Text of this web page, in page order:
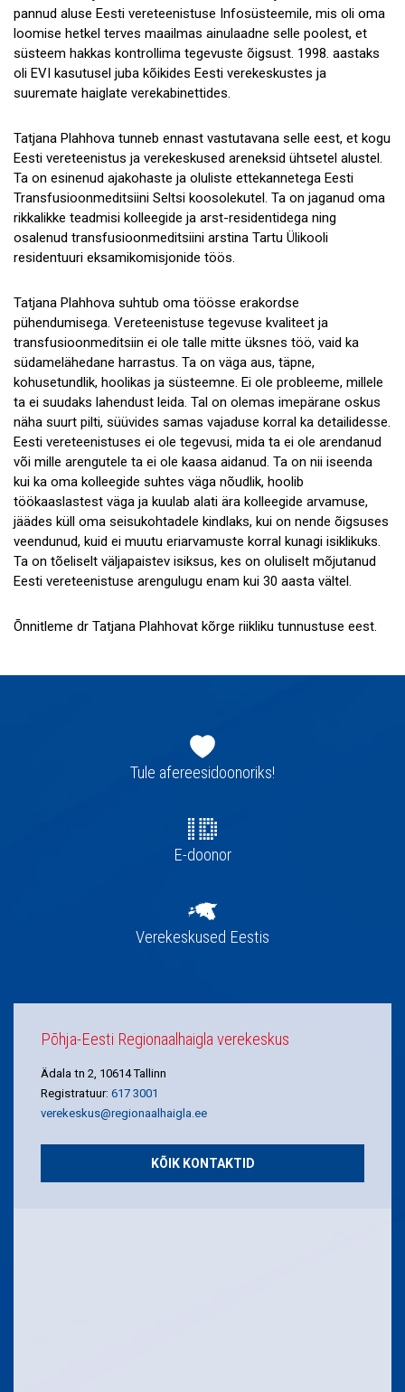
pannud aluse Eesti vereteenistuse Infosüsteemile, mis oli oma
loomise hetkel terves maailmas ainulaadne selle poolest, et
süsteem hakkas kontrollima tegevuste õigsust. 1998. aastaks
oli EVI kasutusel juba kõikides Eesti verekeskustes ja
suuremate haiglate verekabinettides.
Tatjana Plahhova tunneb ennast vastutavana selle eest, et kogu
Eesti vereteenistus ja verekeskused areneksid ühtsetel alustel.
Ta on esinenud ajakohaste ja oluliste ettekannetega Eesti
Transfusioonmeditsiini Seltsi koosolekutel. Ta on jaganud oma
rikkalikke teadmisi kolleegide ja arst-residentidega ning
osalenud transfusioonmeditsiini arstina Tartu Ülikooli
residentuuri eksamikomisjonide töös.
Tatjana Plahhova suhtub oma töösse erakordse
pühendumisega. Vereteenistuse tegevuse kvaliteet ja
transfusioonmeditsiin ei ole talle mitte üksnes töö, vaid ka
südamelähedane harrastus. Ta on väga aus, täpne,
kohusetundlik, hoolikas ja süsteemne. Ei ole probleeme, millele
ta ei suudaks lahendust leida. Tal on olemas imepärane oskus
näha suurt pilti, süüvides samas vajaduse korral ka detailidesse.
Eesti vereteenistuses ei ole tegevusi, mida ta ei ole arendanud
või mille arengutele ta ei ole kaasa aidanud. Ta on nii iseenda
kui ka oma kolleegide suhtes väga nõudlik, hoolib
töökaaslastest väga ja kuulab alati ära kolleegide arvamuse,
jäädes küll oma seisukohtadele kindlaks, kui on nende õigsuses
veendunud, kuid ei muutu eriarvamuste korral kunagi isiklikuks.
Ta on tõeliselt väljapaistev isiksus, kes on oluliselt mõjutanud
Eesti vereteenistuse arengulugu enam kui 30 aasta vältel.
Õnnitleme dr Tatjana Plahhovat kõrge riikliku tunnustuse eest.
navigatsioonTule afereesidoonoriks!
E-doonor
Verekeskused Eestis
Põhja-Eesti Regionaalhaigla verekeskus
Ädala tn 2, 10614 Tallinn
Registratuur: 617 3001
verekeskus@regionaalhaigla.ee
KÕIK KONTAKTID